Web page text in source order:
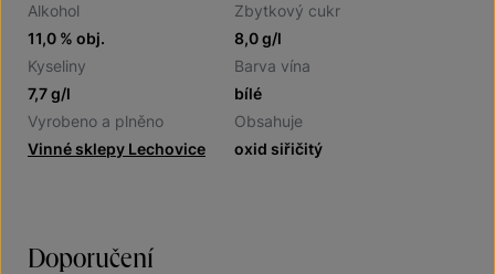
Alkohol
11,0 % obj.
Zbytkový cukr
8,0 g/l
Kyseliny
7,7 g/l
Barva vína
bílé
Vyrobeno a plněno
Vinné sklepy Lechovice
Obsahuje
oxid siřičitý
Doporučení